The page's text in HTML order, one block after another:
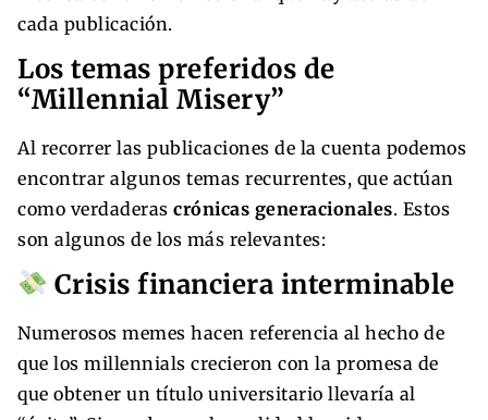
cada publicación.
Los temas preferidos de
“Millennial Misery”
Al recorrer las publicaciones de la cuenta podemos
encontrar algunos temas recurrentes, que actúan
como verdaderas crónicas generacionales. Estos
son algunos de los más relevantes:
Crisis financiera interminable
Numerosos memes hacen referencia al hecho de
que los millennials crecieron con la promesa de
que obtener un título universitario llevaría al